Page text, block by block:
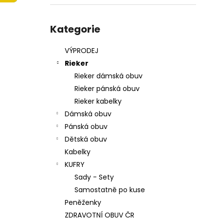
kategorie
Kategorie
VÝPRODEJ
Rieker
Rieker dámská obuv
Rieker pánská obuv
Rieker kabelky
Dámská obuv
Pánská obuv
Dětská obuv
Kabelky
KUFRY
Sady - Sety
Samostatně po kuse
Peněženky
ZDRAVOTNÍ OBUV ČR
699 Kč